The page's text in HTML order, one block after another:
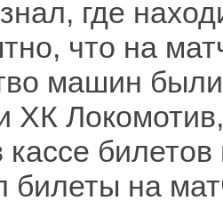
где
что на
машин
ХК
кассе
билеты на